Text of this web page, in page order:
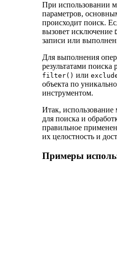
При использовании
параметров,
происходит поиск.
вызовет исключение
записи или
Для выполнения
результатами поиска
filter() или
объекта по
инструментом.
Итак, использование
для поиска и
правильное
их целостность и
Примеры